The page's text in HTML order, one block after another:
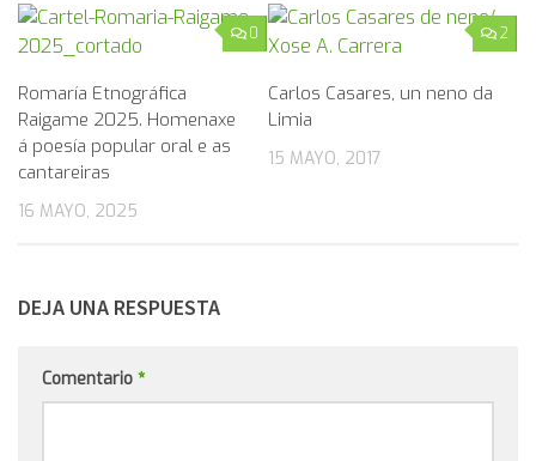
0
Romaría Etnográfica
Raigame 2025. Homenaxe
á poesía popular oral e as
cantareiras
16 MAYO, 2025
2
Carlos Casares, un neno da
Limia
15 MAYO, 2017
DEJA UNA RESPUESTA
Comentario *